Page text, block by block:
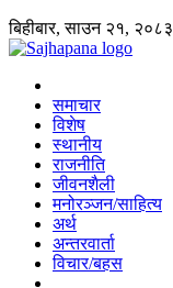
बिहीबार, साउन २१, २०८३
समाचार
विशेष
स्थानीय
राजनीति
जीवनशैली
मनोरञ्जन/साहित्य
अर्थ
अन्तरवार्ता
विचार/बहस